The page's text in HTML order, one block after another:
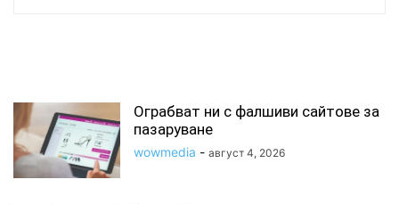
Ограбват ни с фалшиви сайтове за
пазаруване
wowmedia - август 4, 2026